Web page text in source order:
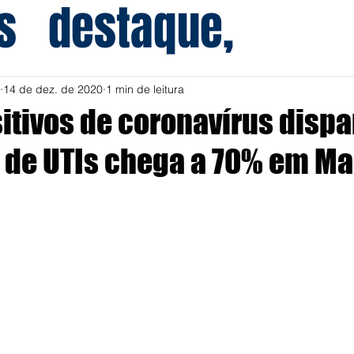
destaque,
de coronavírus
UTIs chega a 70% em
14 de dez. de 2020 1 min de leitura